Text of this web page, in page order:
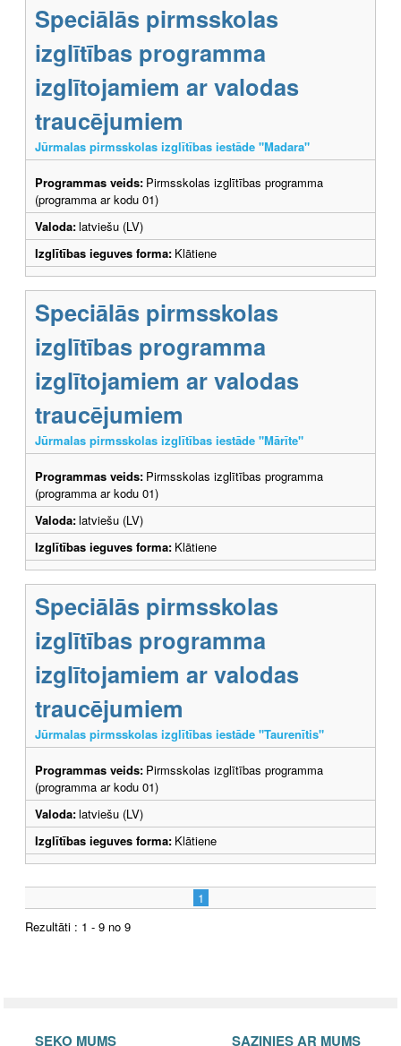
Speciālās pirmsskolas
izglītības programma
izglītojamiem ar valodas
traucējumiem
Jūrmalas pirmsskolas izglītības iestāde "Madara"
Programmas veids: Pirmsskolas izglītības programma
(programma ar kodu 01)
Valoda:latviešu (LV)
Izglītības ieguves forma: Klātiene
Speciālās pirmsskolas
izglītības programma
izglītojamiem ar valodas
traucējumiem
Jūrmalas pirmsskolas izglītības iestāde "Mārīte"
Programmas veids: Pirmsskolas izglītības programma
(programma ar kodu 01)
Valoda:latviešu (LV)
Izglītības ieguves forma: Klātiene
Speciālās pirmsskolas
izglītības programma
izglītojamiem ar valodas
traucējumiem
Jūrmalas pirmsskolas izglītības iestāde "Taurenītis"
Programmas veids: Pirmsskolas izglītības programma
(programma ar kodu 01)
Valoda:latviešu (LV)
Izglītības ieguves forma: Klātiene
1
Rezultāti : 1 - 9 no 9
SEKO MUMS SAZINIES AR MUMS